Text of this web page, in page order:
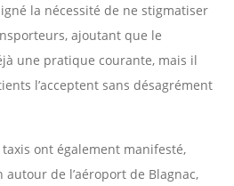
la nécessité de ne stigmatiser
ajoutant que le
une pratique courante, mais il
l’acceptent sans désagrément
ont également manifesté,
de l’aéroport de Blagnac,